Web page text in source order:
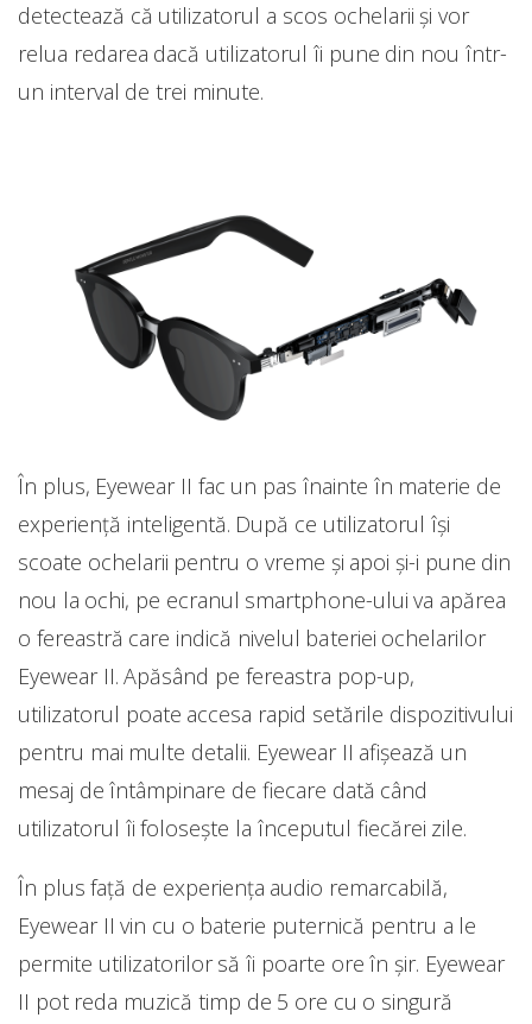
detectează că utilizatorul a scos ochelarii și vor
relua redarea dacă utilizatorul îi pune din nou într-
un interval de trei minute.
În plus, Eyewear II fac un pas înainte în materie de
experiență inteligentă. După ce utilizatorul își
scoate ochelarii pentru o vreme și apoi și-i pune din
nou la ochi, pe ecranul smartphone-ului va apărea
o fereastră care indică nivelul bateriei ochelarilor
Eyewear II. Apăsând pe fereastra pop-up,
utilizatorul poate accesa rapid setările dispozitivului
pentru mai multe detalii. Eyewear II afișează un
mesaj de întâmpinare de fiecare dată când
utilizatorul îi folosește la începutul fiecărei zile.
În plus față de experiența audio remarcabilă,
Eyewear II vin cu o baterie puternică pentru a le
permite utilizatorilor să îi poarte ore în șir. Eyewear
II pot reda muzică timp de 5 ore cu o singură